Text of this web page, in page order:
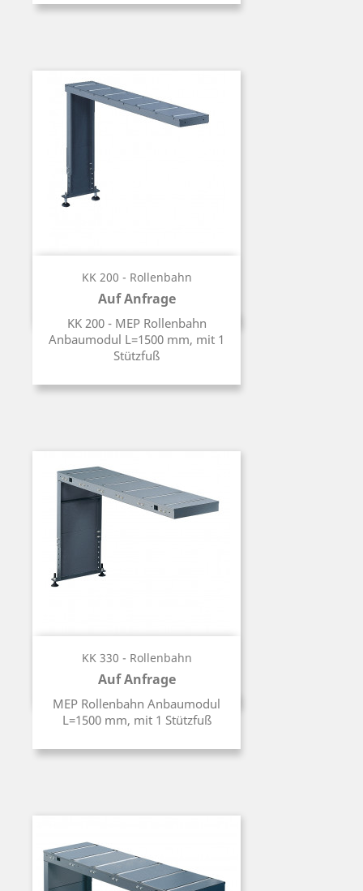
KK 200 - Rollenbahn
Auf Anfrage
Preis
KK 200 - MEP Rollenbahn
Anbaumodul L=1500 mm, mit 1
Stützfuß
KK 330 - Rollenbahn
Auf Anfrage
Preis
MEP Rollenbahn Anbaumodul
L=1500 mm, mit 1 Stützfuß